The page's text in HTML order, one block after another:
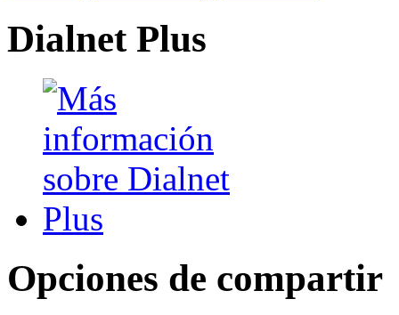
Dialnet Plus
Opciones de compartir